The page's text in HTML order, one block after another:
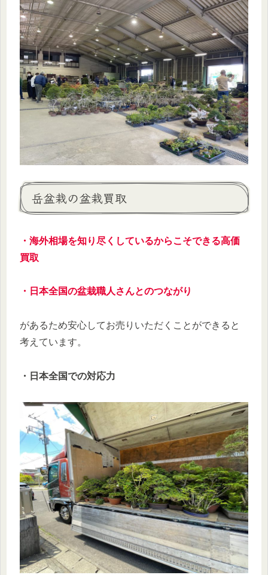
岳盆栽の盆栽買取
・海外相場を知り尽くしているからこそできる高価
買取
・日本全国の盆栽職人さんとのつながり
があるため安心してお売りいただくことができると
考えています。
・日本全国での対応力